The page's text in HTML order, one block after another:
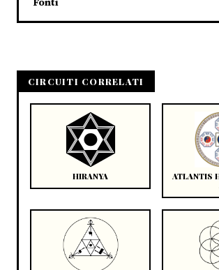
CIRCUITI CORRELATI
HIRANYA
ATLANTIS